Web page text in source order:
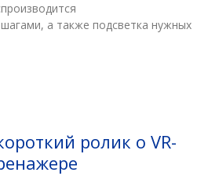
а также подсветка нужных
ролик о VR-